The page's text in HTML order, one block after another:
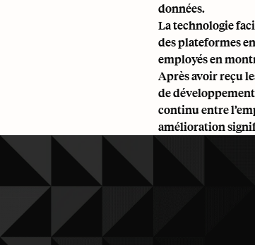
données.
La technologie
des plateformes
employés en
Après avoir reçu
de
continu entre
amélioration